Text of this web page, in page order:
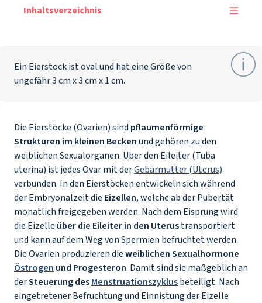
Inhaltsverzeichnis
Ein Eierstock ist oval und hat eine Größe von
ungefähr 3 cm x 3 cm x 1 cm.
Die Eierstöcke (Ovarien) sind pflaumenförmige
Strukturen im kleinen Beckenund gehören zu den
weiblichen Sexualorganen. Über den Eileiter (Tuba
uterina) ist jedes Ovar mit derGebärmutter (Uterus)
verbunden. In den Eierstöcken entwickeln sich während
der Embryonalzeit die Eizellen, welche ab der Pubertät
monatlich freigegeben werden. Nach dem Eisprung wird
die Eizelle über die Eileiter in den Uterustransportiert
und kann auf dem Weg von Spermien befruchtet werden.
Die Ovarien produzieren dieweiblichen Sexualhormone
Östrogen und Progesteron. Damit sind sie maßgeblich an
derSteuerung desMenstruationszyklusbeteiligt. Nach
eingetretener Befruchtung und Einnistung der Eizelle